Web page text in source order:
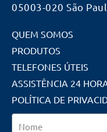
05003-020 São
QUEM SOMOS
PRODUTOS
TELEFONES ÚTEIS
ASSISTÊNCIA 24
POLÍTICA DE